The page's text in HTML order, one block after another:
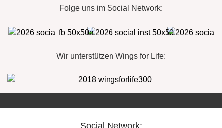
Folge uns im Social Network:
Wir unterstützen Wings for Life:
Social Network: